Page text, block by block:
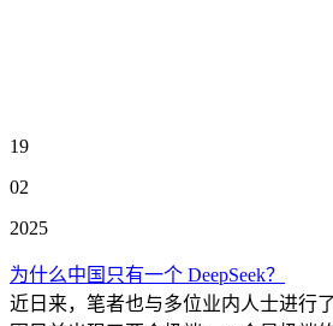
19
02
2025
为什么中国只有一个 DeepSeek？
近日来，笔者也与多位业内人士进行